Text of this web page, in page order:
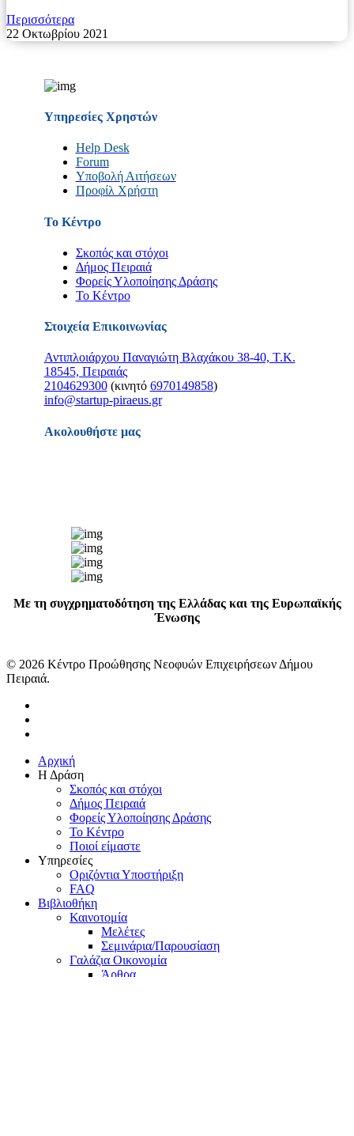
Περισσότερα
22 Οκτωβρίου 2021
Υπηρεσίες Χρηστών
Help Desk
Forum
Υποβολή Αιτήσεων
Προφίλ Χρήστη
Το Κέντρο
Σκοπός και στόχοι
Δήμος Πειραιά
Φορείς Υλοποίησης Δράσης
Το Κέντρο
Στοιχεία Επικοινωνίας
Αντιπλοιάρχου Παναγιώτη Βλαχάκου 38-40, Τ.Κ.
18545, Πειραιάς
2104629300(κινητό 6970149858)
info@startup-piraeus.gr
Ακολουθήστε μας
Με τη συγχρηματοδότηση της Ελλάδας και της Ευρωπαϊκής
Ένωσης
© 2026 Κέντρο Προώθησης Νεοφυών Επιχειρήσεων Δήμου
Πειραιά.
Close
Menu
Αρχική
Η Δράση
Σκοπός και στόχοι
Δήμος Πειραιά
Φορείς Υλοποίησης Δράσης
Το Κέντρο
Ποιοί είμαστε
Υπηρεσίες
Οριζόντια Υποστήριξη
FAQ
Βιβλιοθήκη
Καινοτομία
Μελέτες
Σεμινάρια/Παρουσίαση
Γαλάζια Οικονομία
Άρθρα